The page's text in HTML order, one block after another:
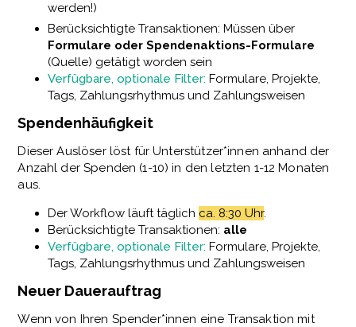
werden!)
Berücksichtigte Transaktionen: Müssen über
Formulare oder Spendenaktions-Formulare
(Quelle) getätigt worden sein
Verfügbare, optionale Filter: Formulare, Projekte,
Tags, Zahlungsrhythmus und Zahlungsweisen
Spendenhäufigkeit
Dieser Auslöser löst für Unterstützer*innen anhand der
Anzahl der Spenden (1-10) in den letzten 1-12 Monaten
aus.
Der Workflow läuft täglich ca. 8:30 Uhr.
Berücksichtigte Transaktionen: alle
Verfügbare, optionale Filter: Formulare, Projekte,
Tags, Zahlungsrhythmus und Zahlungsweisen
Neuer Dauerauftrag
Wenn von Ihren Spender*innen eine Transaktion mit